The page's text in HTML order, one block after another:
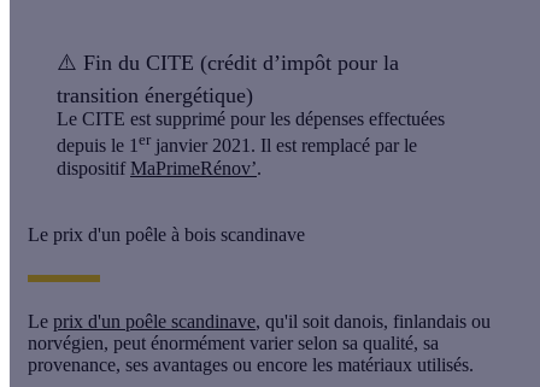
⚠️ Fin du CITE (crédit d’impôt pour la
transition énergétique)
Le CITE est supprimé pour les dépenses effectuées
depuis le 1er janvier 2021. Il est remplacé par le
dispositifMaPrimeRénov’.
Le prix d'un poêle à bois scandinave
Le prix d'un poêle scandinave, qu'il soit danois, finlandais ou
norvégien, peut énormément varier selon sa qualité, sa
provenance, ses avantages ou encore les matériaux utilisés.